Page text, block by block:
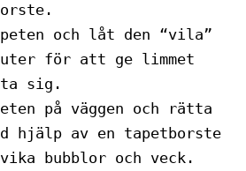
och låt den “vila”
för att ge limmet
sig.
på väggen och rätta
hjälp av en tapetborste
bubblor och veck.